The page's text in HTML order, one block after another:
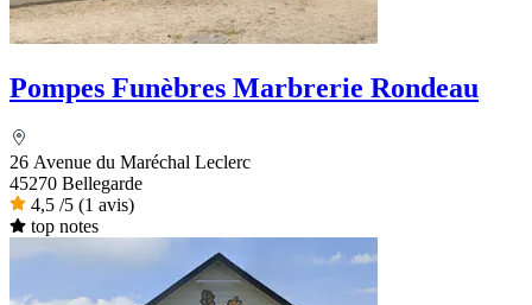
Pompes Funèbres Marbrerie Rondeau
26 Avenue du Maréchal Leclerc
45270 Bellegarde
4,5 /5 (1 avis)
top notes